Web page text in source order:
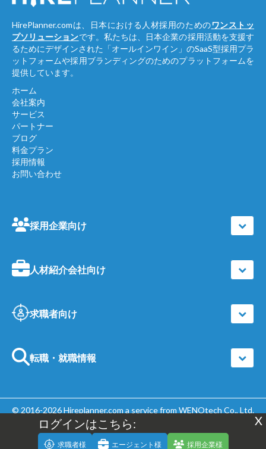
採用企業向け
人材紹介会社向け
求職者向け
転職・就職情報
HirePlanner.comは、日本における人材採用のためのワンストッ
プソリューションです。私たちは、日本企業の採用活動を支援す
るためにデザインされた「オールインワイン」のSaaS型採用プラ
ットフォームや採用ブランディングのためのプラットフォームを
提供しています。
ホーム
会社案内
サービス
パートナー
ブログ
料金プラン
採用情報
お問い合わせ
© 2016-2026Hireplanner.com a service from WENOtech Co., Ltd.
| All Rights Reserved | 個人情報保護方針 X
ログインはこちら:
求職者様 エージェント様 採用企業様